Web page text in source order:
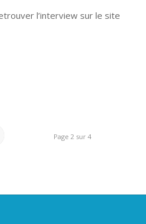
l’interview sur le site
Page 2 sur 4